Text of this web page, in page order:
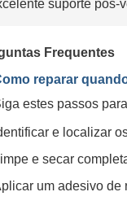
suporte pós-
Frequentes
reparar
estes passos
e localizar
e secar
um adesivo de